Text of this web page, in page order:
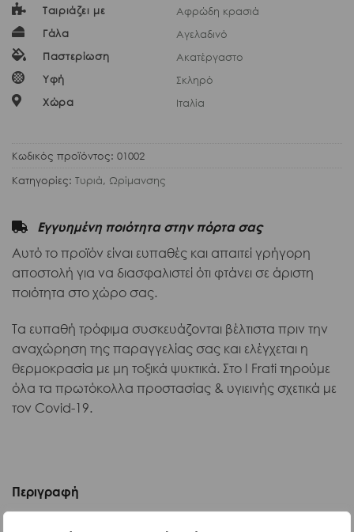
Ταιριάζει με
Αφρώδη κρασιά
Γάλα
Αγελαδινό
Παστερίωση
Ακατέργαστο
Υφή
Σκληρό
Χώρα
Ιταλία
Κωδικός προϊόντος: 01002
Κατηγορίες: Τυριά, Ωρίμανσης
Εγγυημένη ποιότητα στην πόρτα σας
Αυτό το προϊόν είναι ευπαθές και απαιτεί γρήγορη
αποστολή για να διασφαλιστεί ότι φτάνει σε άριστη
ποιότητα στο χώρο σας.
Τα ευπαθή τρόφιμα συσκευάζονται βέλτιστα πριν την
αναχώρηση της παραγγελίας σας και ελέγχεται η
θερμοκρασία με μη τοξικά ψυκτικά. Στο I Frati τηρούμε
όλα τα πρωτόκολλα προστασίας & υγιεινής σχετικά με
τον Covid-19.
Περιγραφή
Παράγεται από φρέσκο απαστερίωτο αγελαδινό γάλα